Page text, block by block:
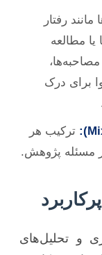
رفتار
مطالعه
برای درک
ترکیب هر
مسئله پژوهش.
و تحلیل‌های